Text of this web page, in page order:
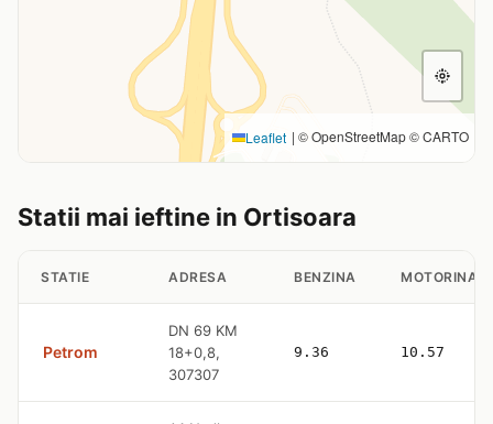
Leaflet | © OpenStreetMap © CARTO
Statii mai ieftine in Ortisoara
STATIE ADRESA BENZINA MOTORINA
Petrom
DN 69 KM
18+0,8,
307307
9.36 10.57